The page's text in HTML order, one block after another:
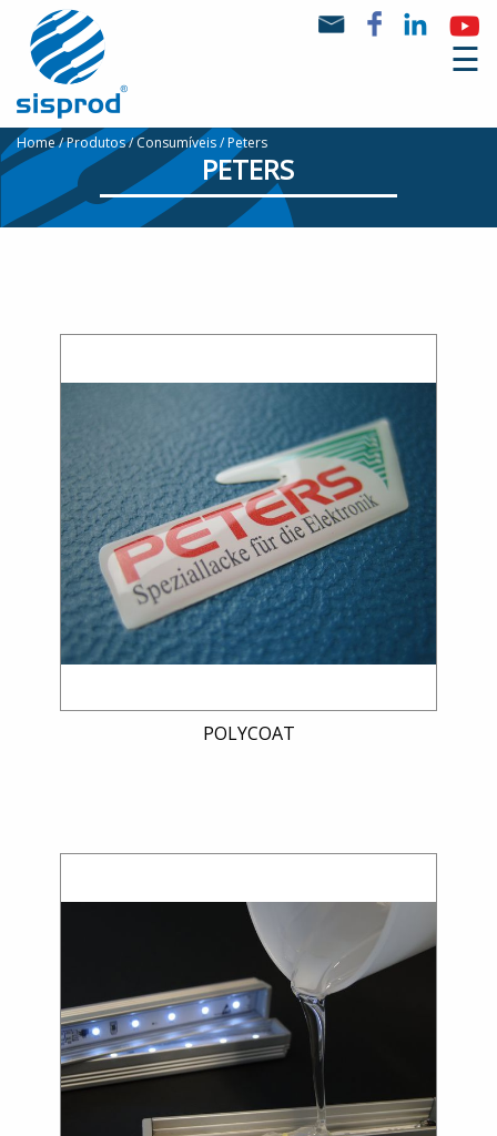
Quem
Marcas
Notícias
Eventos
Qualidade
Galeria
de
☰
Home Produtos Consumíveis Peters
PETERS
POLYCOAT